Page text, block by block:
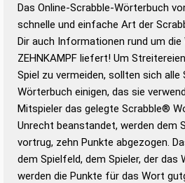
Wortwurzel liefert mit Hilfe eines
Wortanalyse-Algorithmus gute
Wortbedeutung, Worttrennung
Gültigkeit eines Wortes für das
bestimmen! zugelassene Turnier
Wörterbücher sind:
Duden –
Duden –
Deutsch
Das Online-Scrabble-Wörterbuch
schnelle und einfache Art der
Dir auch Informationen rund um
ZEHNKAMPF liefert! Um
Spiel zu vermeiden, sollten sich alle
Wörterbuch einigen, das sie
Mitspieler das gelegte Scrabble®
Unrecht beanstandet, werden dem
vortrug, zehn Punkte abgezogen.
dem Spielfeld, dem Spieler, der
werden die Punkte für das Wort